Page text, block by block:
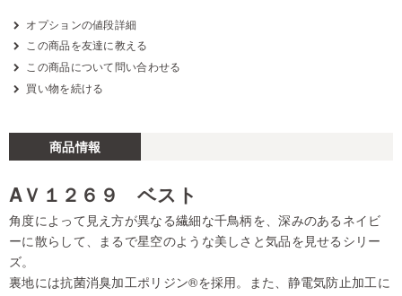
オプションの値段詳細
この商品を友達に教える
この商品について問い合わせる
買い物を続ける
商品情報
AＶ１２６９ ベスト
角度によって見え方が異なる繊細な千鳥柄を、深みのあるネイビ
ーに散らして、まるで星空のような美しさと気品を見せるシリー
ズ。
裏地には抗菌消臭加工ポリジン®を採用。また、静電気防止加工に